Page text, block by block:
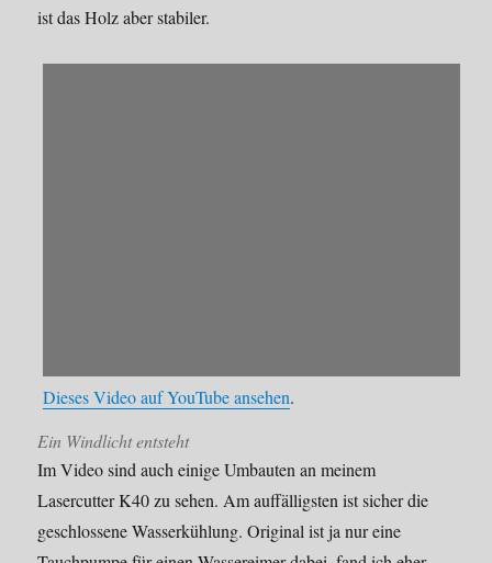
ist das Holz aber stabiler.
Dieses Video auf YouTube ansehen.
Ein Windlicht entsteht
Im Video sind auch einige Umbauten an meinem
Lasercutter K40 zu sehen. Am auffälligsten ist sicher die
geschlossene Wasserkühlung. Original ist ja nur eine